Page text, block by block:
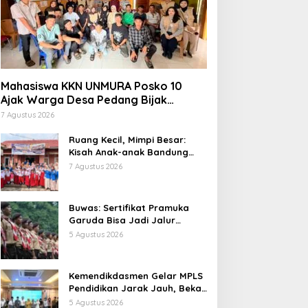
Mahasiswa KKN UNMURA Posko 10
Ajak Warga Desa Pedang Bijak
Bermedia Digital
7 Agustus 2026
Ruang Kecil, Mimpi Besar:
Kisah Anak-anak Bandung
Ujung Menemukan Dunia
7 Agustus 2026
Buwas: Sertifikat Pramuka
Garuda Bisa Jadi Jalur
Khusus Masuk TNI, Polri, dan
5 Agustus 2026
Kemendikdasmen Gelar MPLS
Pendidikan Jarak Jauh, Bekali
Murid Bangun Kemandirian
5 Agustus 2026